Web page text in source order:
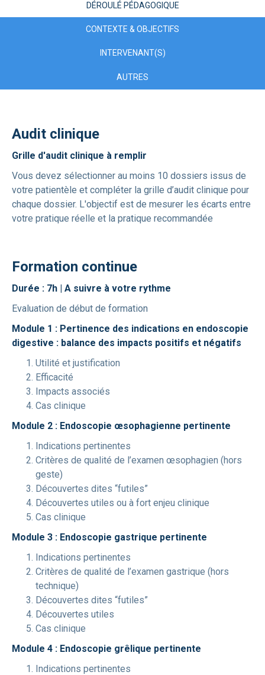
DÉROULÉ PÉDAGOGIQUE
CONTEXTE & OBJECTIFS
INTERVENANT(S)
AUTRES
Audit clinique
Grille d'audit clinique à remplir
Vous devez sélectionner au moins 10 dossiers issus de
votre patientèle et compléter la grille d’audit clinique pour
chaque dossier. L'objectif est de mesurer les écarts entre
votre pratique réelle et la pratique recommandée
Formation continue
Durée : 7h | A suivre à votre rythme
Evaluation de début de formation
Module 1 : Pertinence des indications en endoscopie
digestive : balance des impacts positifs et négatifs
Utilité et justification
Efficacité
Impacts associés
Cas clinique
Module 2 : Endoscopie œsophagienne pertinente
Indications pertinentes
Critères de qualité de l’examen œsophagien (hors
geste)
Découvertes dites “futiles”
Découvertes utiles ou à fort enjeu clinique
Cas clinique
Module 3 : Endoscopie gastrique pertinente
Indications pertinentes
Critères de qualité de l’examen gastrique (hors
technique)
Découvertes dites “futiles”
Découvertes utiles
Cas clinique
Module 4 : Endoscopie grêlique pertinente
Indications pertinentes